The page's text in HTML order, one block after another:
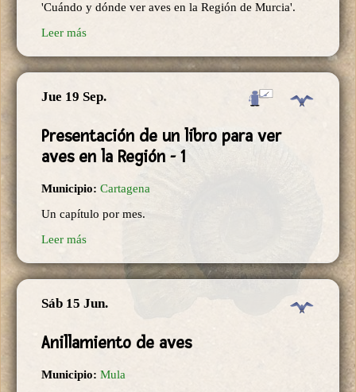
'Cuándo y dónde ver aves en la Región de Murcia'.
Leer más
Jue 19 Sep.
Presentación de un libro para ver
aves en la Región - 1
Municipio: Cartagena
Un capítulo por mes.
Leer más
Sáb 15 Jun.
Anillamiento de aves
Municipio: Mula